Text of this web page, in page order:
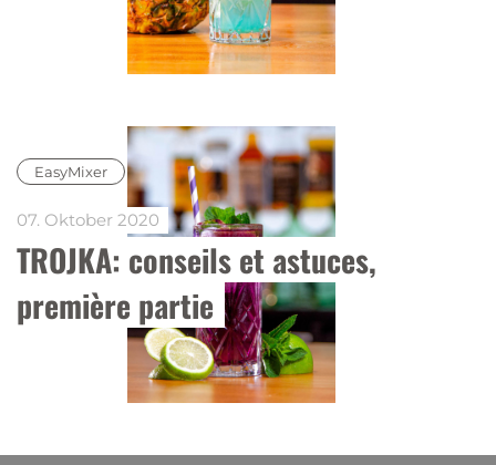
EasyMixer
TROJKA: conseils et astuces,
première partie
07. Oktober 2020